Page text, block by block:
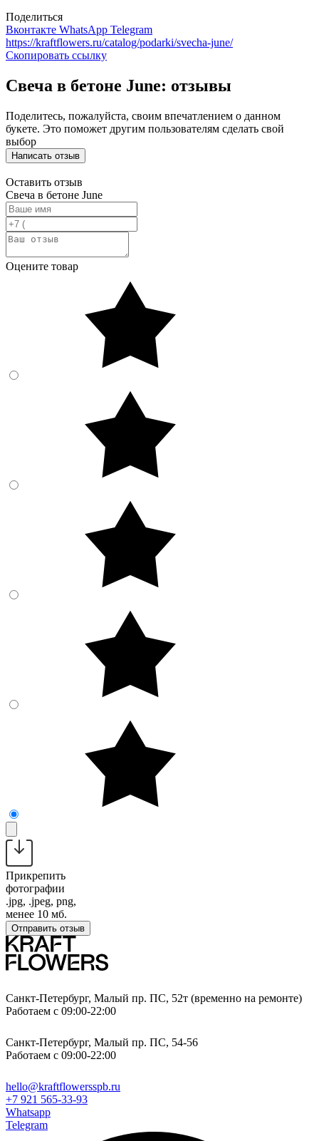
Поделиться
Вконтакте WhatsApp Telegram
https://kraftflowers.ru/catalog/podarki/svecha-june/
Скопировать ссылку
Свеча в бетоне June: отзывы
Поделитесь, пожалуйста, своим впечатлением о данном
букете. Это поможет другим пользователям сделать свой
выбор
Написать отзыв
Оставить отзыв
Свеча в бетоне June
Оцените товар
Прикрепить
фотографии
.jpg, .jpeg, png,
менее 10 мб.
Отправить отзыв
Санкт-Петербург, Малый пр. ПС, 52т (временно на ремонте)
Работаем с 09:00-22:00
Санкт-Петербург, Малый пр. ПС, 54-56
Работаем с 09:00-22:00
hello@kraftflowersspb.ru
+7 921 565-33-93
Whatsapp
Telegram